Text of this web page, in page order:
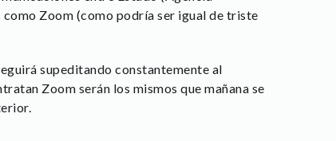
Zoom (como podría ser igual de triste
supeditando constantemente al
Zoom serán los mismos que mañana se